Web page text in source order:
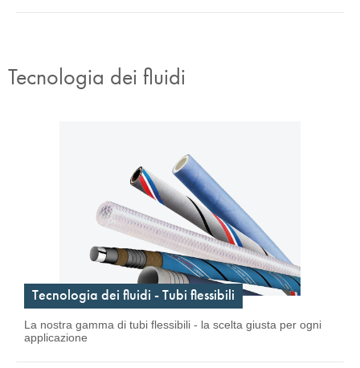
Tecnologia dei fluidi
Tecnologia dei fluidi - Tubi flessibili
La nostra gamma di tubi flessibili - la scelta giusta per ogni
applicazione